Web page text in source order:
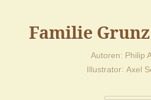
Familie
Autoren Philip
Illustrator Axel